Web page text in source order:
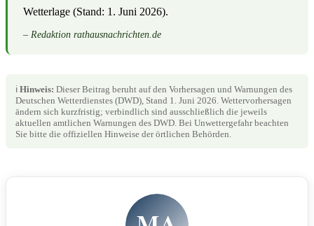
Wetterlage (Stand: 1. Juni 2026).
– Redaktion rathausnachrichten.de
ℹ️ Hinweis: Dieser Beitrag beruht auf den Vorhersagen und Warnungen des
Deutschen Wetterdienstes (DWD), Stand 1. Juni 2026. Wettervorhersagen
ändern sich kurzfristig; verbindlich sind ausschließlich die jeweils
aktuellen amtlichen Warnungen des DWD. Bei Unwettergefahr beachten
Sie bitte die offiziellen Hinweise der örtlichen Behörden.